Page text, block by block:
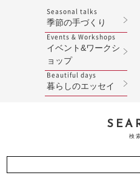
Seasonal talks
季節の手づくり
Events & Workshops
イベント&ワークシ
ョップ
Beautiful days
暮らしのエッセイ
検